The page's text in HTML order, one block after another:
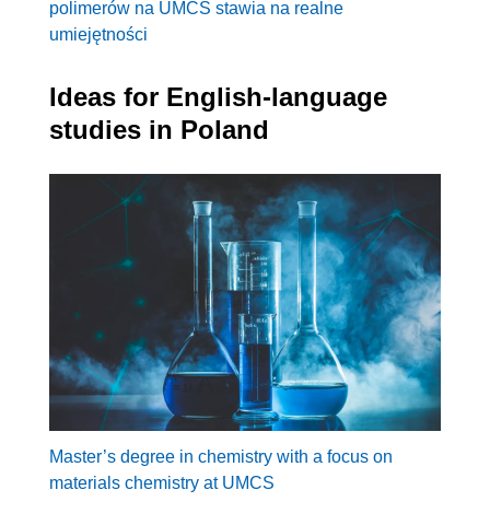
polimerów na UMCS stawia na realne
umiejętności
Ideas for English-language
studies in Poland
Master’s degree in chemistry with a focus on
materials chemistry at UMCS